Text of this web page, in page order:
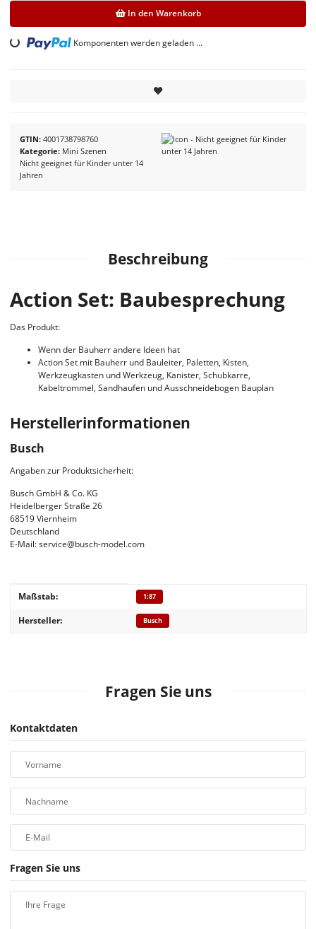
GTIN 4001738798760
Kategorie Mini Szenen
Nicht geeignet für Kinder unter 14
Jahren
In den Warenkorb
Loading... Komponenten werden geladen ...
Beschreibung
Action Set: Baubesprechung
Das Produkt:
Wenn der Bauherr andere Ideen hat
Action Set mit Bauherr und Bauleiter, Paletten, Kisten,
Werkzeugkasten und Werkzeug, Kanister, Schubkarre,
Kabeltrommel, Sandhaufen und Ausschneidebogen Bauplan
Herstellerinformationen
Busch
Angaben zur Produktsicherheit:
Busch GmbH & Co. KG
Heidelberger Straße 26
68519 Viernheim
Deutschland
E-Mail: service@busch-model.com
Produkteigenschaft
Wert
Maßstab: 1:87
Hersteller: Busch
Fragen Sie uns
Kontaktdaten
Vorname
Nachname
E-Mail
Fragen Sie uns
Ihre Frage